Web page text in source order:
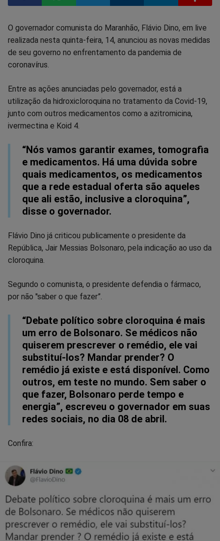
Compartilhar
no
Compartilhar
no
Compartilhar
no
Compartilhar
no
Compartilhar
no
O governador comunista do Maranhão, Flávio Dino, em live
realizada nesta quinta-feira, 14, anunciou as novas medidas
de seu governo no enfrentamento da pandemia de
coronavírus.
Entre as ações anunciadas pelo governador, está a
utilização da hidroxicloroquina no tratamento da Covid-19,
junto com outros medicamentos como a azitromicina,
ivermectina e Koid 4.
“Nós vamos garantir exames, tomografia
e medicamentos. Há uma dúvida sobre
quais medicamentos, os medicamentos
que a rede estadual oferta são aqueles
que ali estão, inclusive a cloroquina”,
disse o governador.
Flávio Dino já criticou publicamente o presidente da
República, Jair Messias Bolsonaro, pela indicação ao uso da
cloroquina.
Segundo o comunista, o presidente defendia o fármaco,
por não "saber o que fazer”.
“Debate político sobre cloroquina é mais
um erro de Bolsonaro. Se médicos não
quiserem prescrever o remédio, ele vai
substituí-los? Mandar prender? O
remédio já existe e está disponível. Como
outros, em teste no mundo. Sem saber o
que fazer, Bolsonaro perde tempo e
energia”, escreveu o governador em suas
redes sociais, no dia 08 de abril.
Confira: